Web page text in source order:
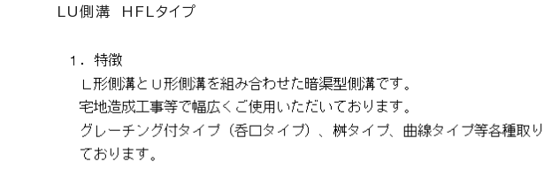
LU側溝 HFLタイプ